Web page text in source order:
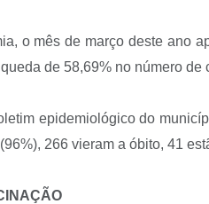
o mês de março deste ano
de 58,69% no número
epidemiológico do
266 vieram a óbito, 41